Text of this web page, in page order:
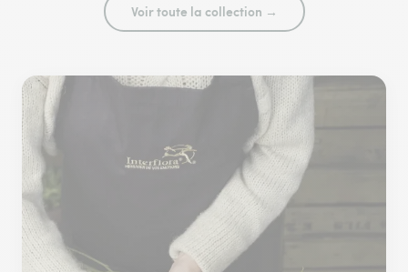
Voir toute la collection →